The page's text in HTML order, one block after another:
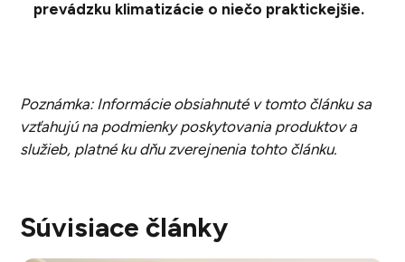
prevádzku klimatizácie o niečo praktickejšie.
Poznámka: Informácie obsiahnuté v tomto článku sa
vzťahujú na podmienky poskytovania produktov a
služieb, platné ku dňu zverejnenia tohto článku.
Súvisiace články